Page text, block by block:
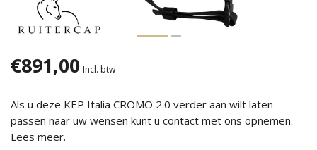
€891,00 Incl. btw
Als u deze KEP Italia CROMO 2.0 verder aan wilt laten
passen naar uw wensen kunt u contact met ons opnemen.
Lees meer.